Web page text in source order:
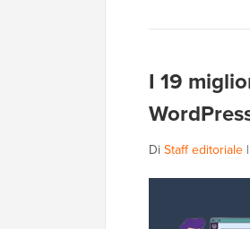
I 19
DiStaff editoriale |